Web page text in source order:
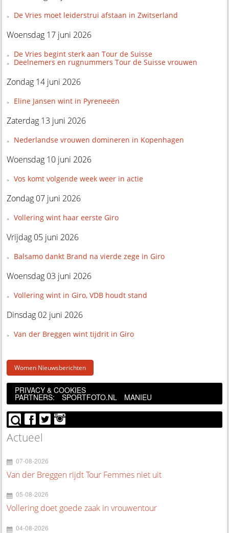
De Vries moet leiderstrui afstaan in Zwitserland
Woensdag 17 juni 2026
De Vries begint sterk aan Tour de Suisse
Deelnemers en rugnummers Tour de Suisse vrouwen
Zondag 14 juni 2026
Eline Jansen wint in Pyreneeën
Zaterdag 13 juni 2026
Nederlandse vrouwen domineren in Kopenhagen
Woensdag 10 juni 2026
Vos komt volgende week weer in actie
Zondag 07 juni 2026
Vollering wint haar eerste Giro
Vrijdag 05 juni 2026
Balsamo dankt Brand na vierde zege in Giro
Woensdag 03 juni 2026
Vollering wint in Giro, VDB houdt stand
Dinsdag 02 juni 2026
Van der Breggen wint tijdrit in Giro
Women Nieuwsberichten
PRIVACY & COOKIES
PARTNERS: SPORTFOTO.NL MANIEU
Actueel
07-08-2026
Van der Breggen rijdt Tour Femmes niet uit
05-08-2026
Vollering doet goede zaak in vrouwentour
04-08-2026